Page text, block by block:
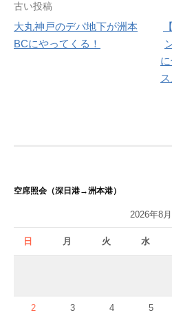
投
稿
ョ
古い投稿
大丸神戸のデパ地下が洲本
BCにやってくる！
空席照会（深日港→洲本港）
2026年8月
日 月 火 水
2 3 4 5